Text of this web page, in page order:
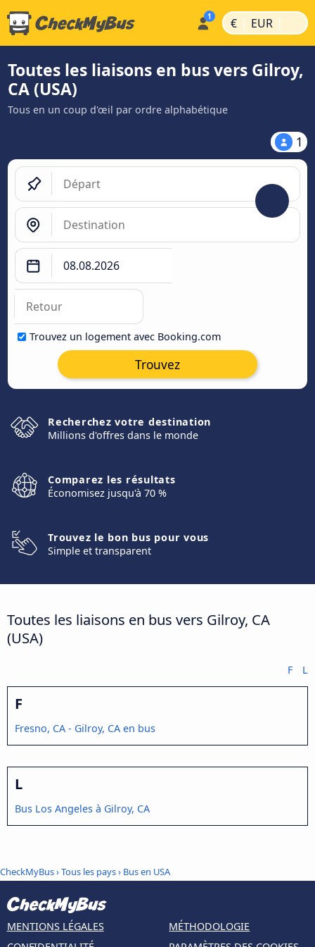
€ | EUR |
Toutes les liaisons en bus vers Gilroy,
CA (USA)
Tous en un coup d'œil par ordre alphabétique
1
Trouvez un logement avec Booking.com
Trouvez
Recherchez votre destination
Millions d'offres dans le monde
Comparez les résultats
Économisez jusqu'à 70 %
Trouvez le bon bus pour vous
Simple et transparent
Toutes les liaisons en bus vers Gilroy, CA
(USA)
F L
F
Fresno, CA - Gilroy, CA en bus
L
Bus Los Angeles à Gilroy, CA
CheckMyBus›Tous les pays› Bus en USA
MENTIONS LÉGALES
MÉTHODOLOGIE